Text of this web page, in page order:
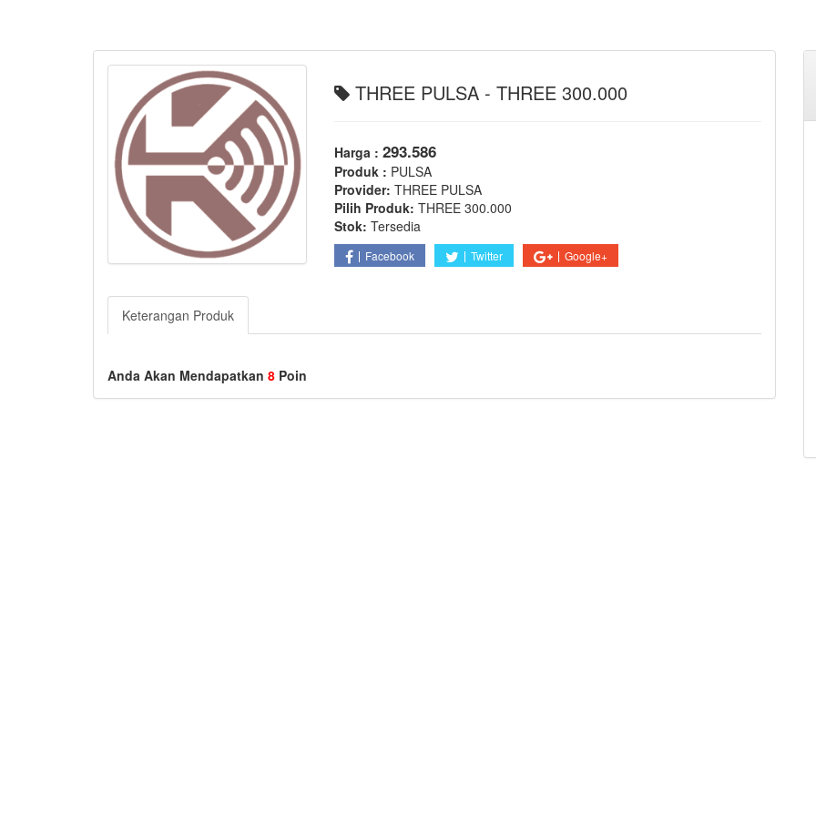
THREE PULSA - THREE 300.000
Harga :293.586
Produk : PULSA
Provider: THREE PULSA
Pilih Produk: THREE 300.000
Stok: Tersedia
Facebook Twitter Google+
Keterangan Produk
Anda Akan Mendapatkan 8 Poin